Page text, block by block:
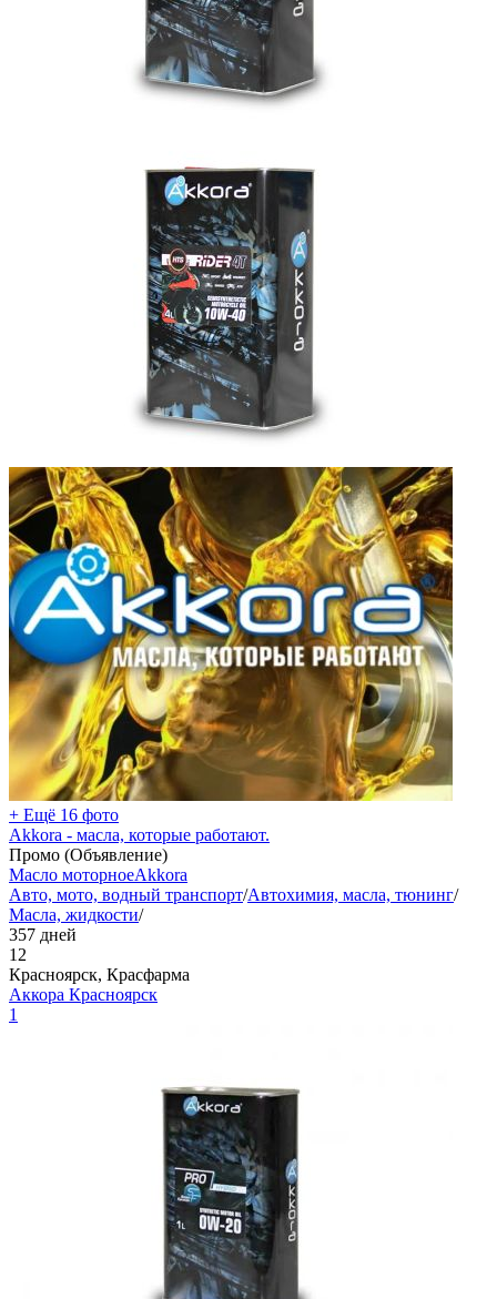
+ Ещё 16 фото
Akkora - масла, которые работают.
Промо (Объявление)
Масло моторноеAkkora
Авто, мото, водный транспорт/Автохимия, масла, тюнинг/
Масла, жидкости/
357 дней
12
Красноярск, Красфарма
Аккора Красноярск
1